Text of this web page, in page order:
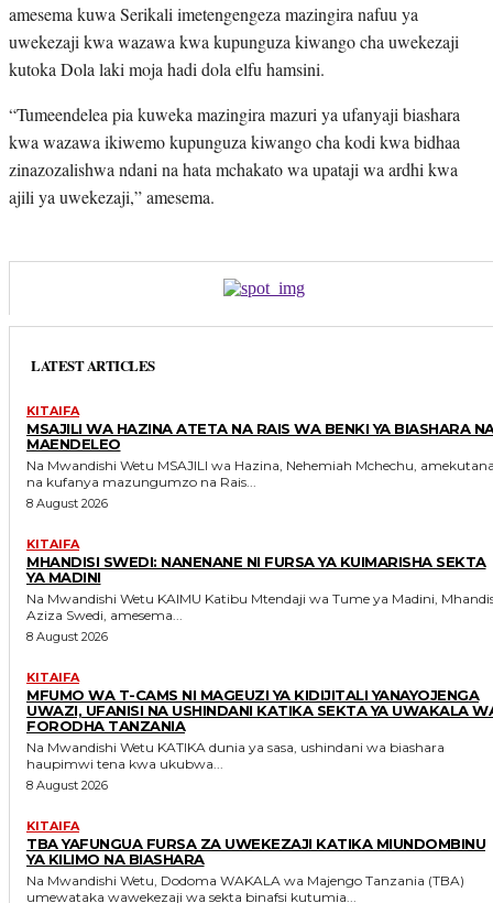
amesema kuwa Serikali imetengengeza mazingira nafuu ya
uwekezaji kwa wazawa kwa kupunguza kiwango cha uwekezaji
kutoka Dola laki moja hadi dola elfu hamsini.
“Tumeendelea pia kuweka mazingira mazuri ya ufanyaji biashara
kwa wazawa ikiwemo kupunguza kiwango cha kodi kwa bidhaa
zinazozalishwa ndani na hata mchakato wa upataji wa ardhi kwa
ajili ya uwekezaji,” amesema.
LATEST ARTICLES
KITAIFA
MSAJILI WA HAZINA ATETA NA RAIS WA BENKI YA BIASHARA
MAENDELEO
Na Mwandishi Wetu MSAJILI wa Hazina, Nehemiah Mchechu, amekutana
na kufanya mazungumzo na Rais...
8 August 2026
KITAIFA
MHANDISI SWEDI: NANENANE NI FURSA YA KUIMARISHA SEKTA
YA MADINI
Na Mwandishi Wetu KAIMU Katibu Mtendaji wa Tume ya Madini, Mhandisi
Aziza Swedi, amesema...
8 August 2026
KITAIFA
MFUMO WA T-CAMS NI MAGEUZI YA KIDIJITALI YANAYOJENGA
UWAZI, UFANISI NA USHINDANI KATIKA SEKTA YA UWAKALA
FORODHA TANZANIA
Na Mwandishi Wetu KATIKA dunia ya sasa, ushindani wa biashara
haupimwi tena kwa ukubwa...
8 August 2026
KITAIFA
TBA YAFUNGUA FURSA ZA UWEKEZAJI KATIKA MIUNDOMBINU
YA KILIMO NA BIASHARA
Na Mwandishi Wetu, Dodoma WAKALA wa Majengo Tanzania (TBA)
umewataka wawekezaji wa sekta binafsi kutumia...